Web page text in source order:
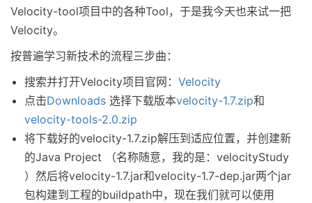
Velocity-tool项目中的各种Tool，于是我今天也来试一把
Velocity。
按普遍学习新技术的流程三步曲：
搜索并打开Velocity项目官网： Velocity
点击Downloads 选择下载版本velocity-1.7.zip和
velocity-tools-2.0.zip
将下载好的velocity-1.7.zip解压到适应位置，并创建新
的Java Project （名称随意，我的是：velocityStudy
）然后将velocity-1.7.jar和velocity-1.7-dep.jar两个jar
包构建到工程的buildpath中，现在我们就可以使用